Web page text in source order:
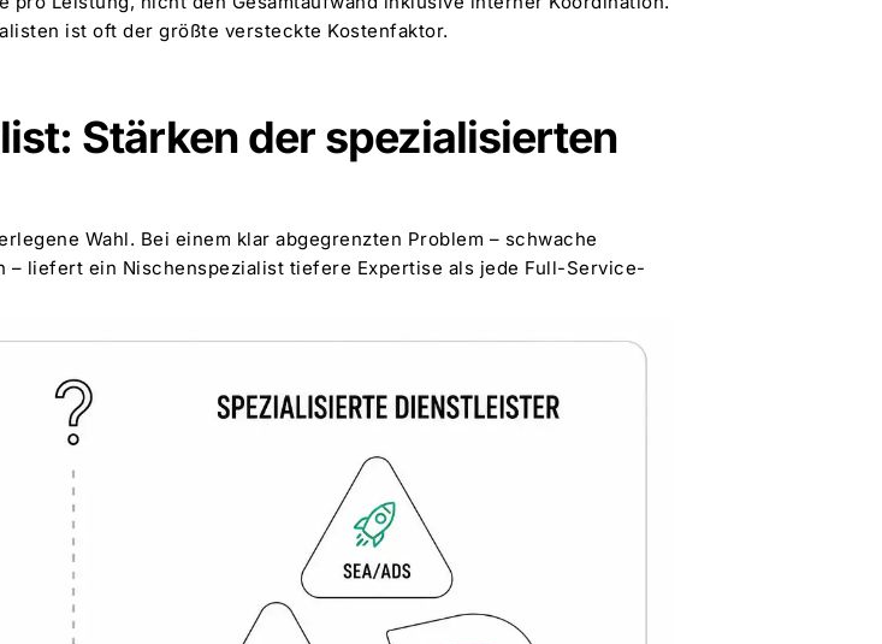
ist oft der größte versteckte Kostenfaktor.
Stärken der spezialisierten
Wahl. Bei einem klar abgegrenzten Problem – schwache
– liefert ein Nischenspezialist tiefere Expertise als jede Full-Service-